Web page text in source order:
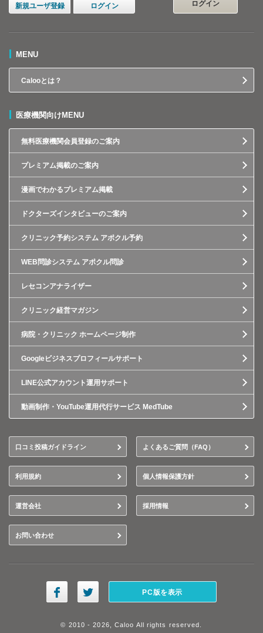
新規ユーザ登録 ログイン
ログイン
MENU
Calooとは？
医療機関向けMENU
無料医療機関会員登録のご案内
プレミアム掲載のご案内
漫画でわかるプレミアム掲載
ドクターズインタビューのご案内
クリニック予約システム アポクル予約
WEB問診システム アポクル問診
レセコンアナライザー
クリニック経営マガジン
病院・クリニック ホームページ制作
Googleビジネスプロフィールサポート
LINE公式アカウント運用サポート
動画制作・YouTube運用代行サービス MedTube
口コミ投稿ガイドライン よくあるご質問（FAQ）
利用規約 個人情報保護方針
運営会社 採用情報
お問い合わせ
PC版を表示
© 2010 - 2026, Caloo All rights reserved.